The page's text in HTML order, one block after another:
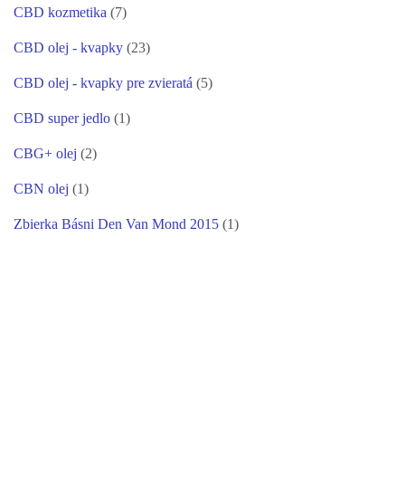
CBD kozmetika (7)
CBD olej - kvapky (23)
CBD olej - kvapky pre zvieratá (5)
CBD super jedlo (1)
CBG+ olej (2)
CBN olej (1)
Zbierka Básni Den Van Mond 2015 (1)